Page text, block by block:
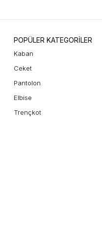
POPÜLER KATEGORİLER
Kaban
Ceket
Pantolon
Elbise
Trençkot